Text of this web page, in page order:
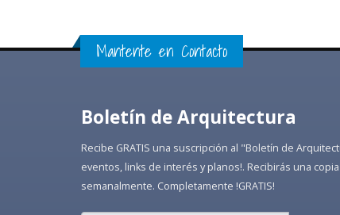
Mantente en Contacto
Boletín de Arquitectura
Recibe GRATIS una suscripción al "Boletín de
eventos, links de interés y planos!. Recibirás una
semanalmente. Completamente !GRATIS!